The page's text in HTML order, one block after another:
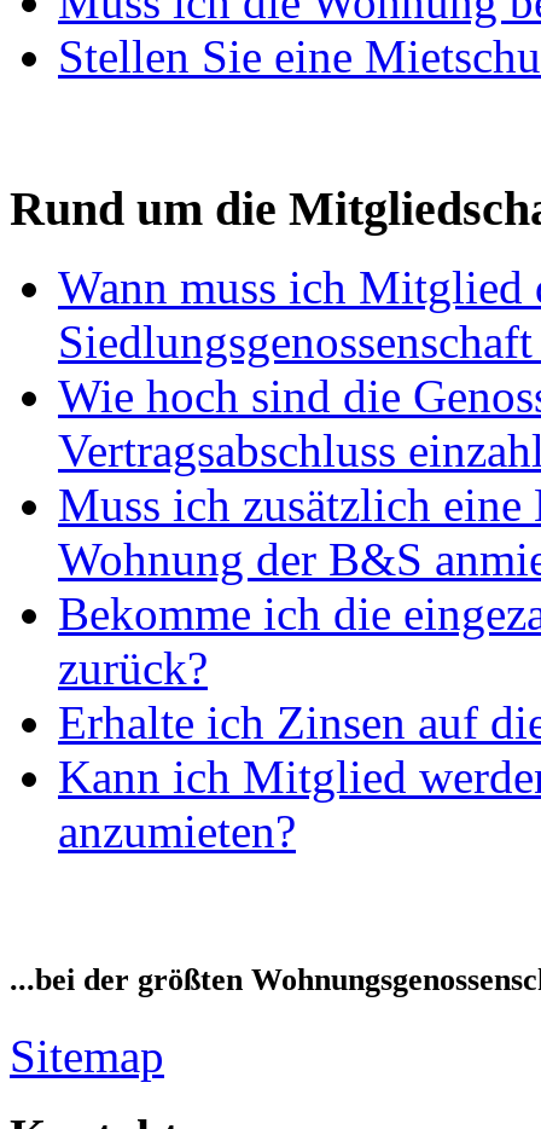
Stellen Sie eine
Rund um die
Wann muss ich Mitglied
Wie hoch sind die
Vertragsabschluss
Muss ich zusätzlich
Wohnung der B&S
Bekomme ich die
zurück?
Erhalte ich Zinsen auf
Kann ich Mitglied
anzumieten?
...bei der größten
Sitemap